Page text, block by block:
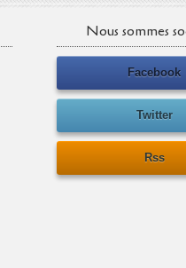
Nous sommes
Facebook
Twitter
Rss